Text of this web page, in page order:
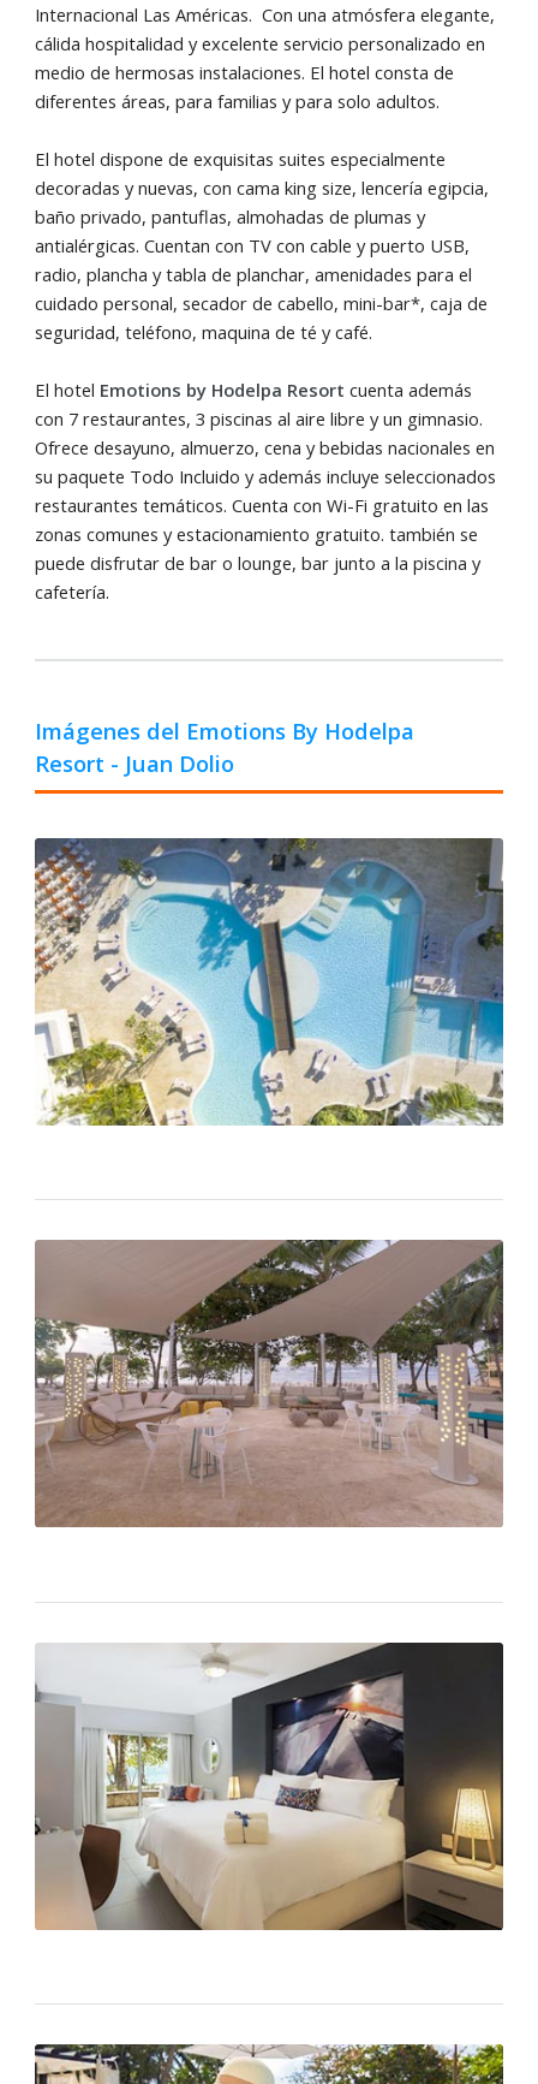
Internacional Las Américas. Con una atmósfera elegante,
cálida hospitalidad y excelente servicio personalizado en
medio de hermosas instalaciones. El hotel consta de
diferentes áreas, para familias y para solo adultos.
El hotel dispone de exquisitas suites especialmente
decoradas y nuevas, con cama king size, lencería egipcia,
baño privado, pantuflas, almohadas de plumas y
antialérgicas. Cuentan con TV con cable y puerto USB,
radio, plancha y tabla de planchar, amenidades para el
cuidado personal, secador de cabello, mini-bar*, caja de
seguridad, teléfono, maquina de té y café.
El hotel Emotions by Hodelpa Resort cuenta además
con 7 restaurantes, 3 piscinas al aire libre y un gimnasio.
Ofrece desayuno, almuerzo, cena y bebidas nacionales en
su paquete Todo Incluido y además incluye seleccionados
restaurantes temáticos. Cuenta con Wi-Fi gratuito en las
zonas comunes y estacionamiento gratuito. también se
puede disfrutar de bar o lounge, bar junto a la piscina y
cafetería.
Imágenes del Emotions By Hodelpa
Resort - Juan Dolio